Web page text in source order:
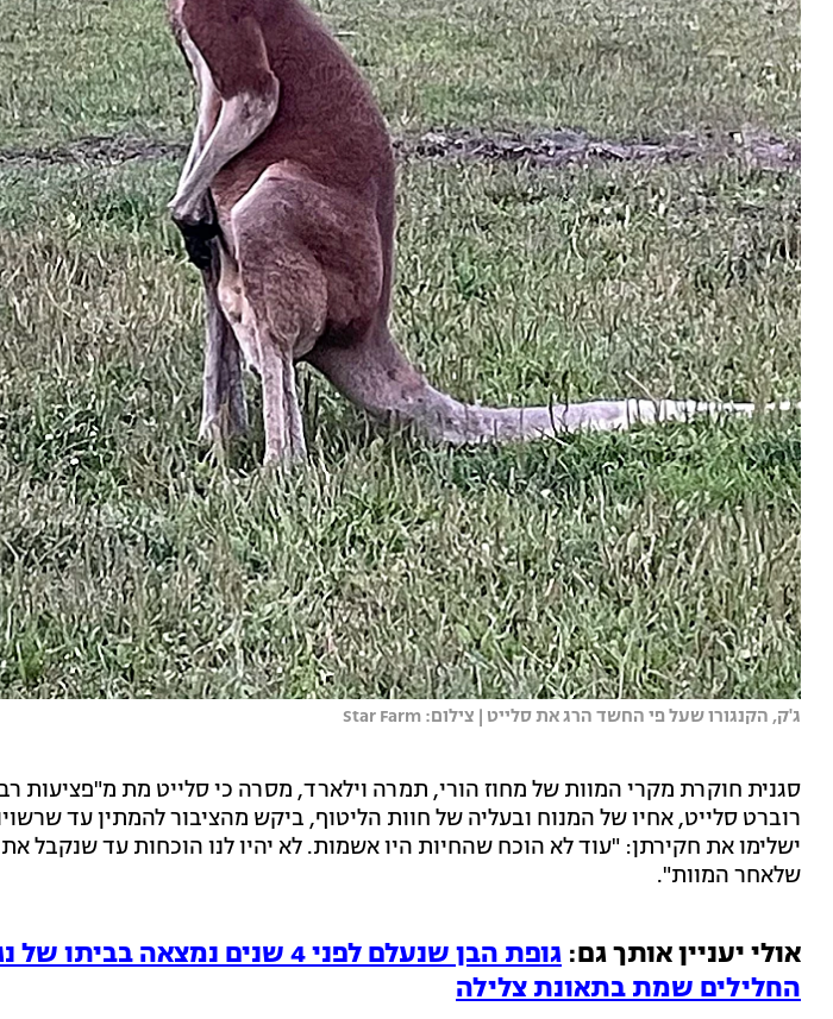
ג'ק, הקנגורו שעל פי החשד הרג את סלייט | צילום: Star Farm
סגנית חוקרת מקרי המוות של מחוז הורי, תמרה וילארד, מסרה כי סלייט מת מ"פציעות
רוברט סלייט, אחיו של המנוח ובעליה של חוות הליטוף, ביקש מהציבור להמתין עד
ישלימו את חקירתן: "עוד לא הוכח שהחיות היו אשמות. לא יהיו לנו הוכחות עד שנקבל
שלאחר המוות".
אולי יעניין אותך גם:
גופת הבן שנעלם לפני 4 שנים נמצאה
החלילים שמת בתאונת צלילה